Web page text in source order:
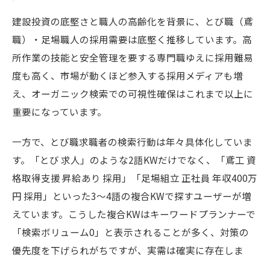
建設投資の底堅さと職人の高齢化を背景に、とび職（鳶
職）・足場職人の採用需要は底堅く推移しています。高
所作業の技能と安全管理を要する専門職ゆえに採用難易
度も高く、市場が動くほど参入する採用メディアも増
え、オーガニック検索での可視性確保はこれまで以上に
重要になっています。
一方で、とび職求職者の検索行動は年々具体化していま
す。「とび 求人」のような2語KWだけでなく、「鳶工 資
格取得支援 昇給あり 採用」「足場組立 正社員 年収400万
円 採用」といった3〜4語の複合KWで探すユーザーが増
えています。こうした複合KWはキーワードプランナーで
「検索ボリューム0」と表示されることが多く、対策の
優先度を下げられがちですが、実需は確実に存在しま